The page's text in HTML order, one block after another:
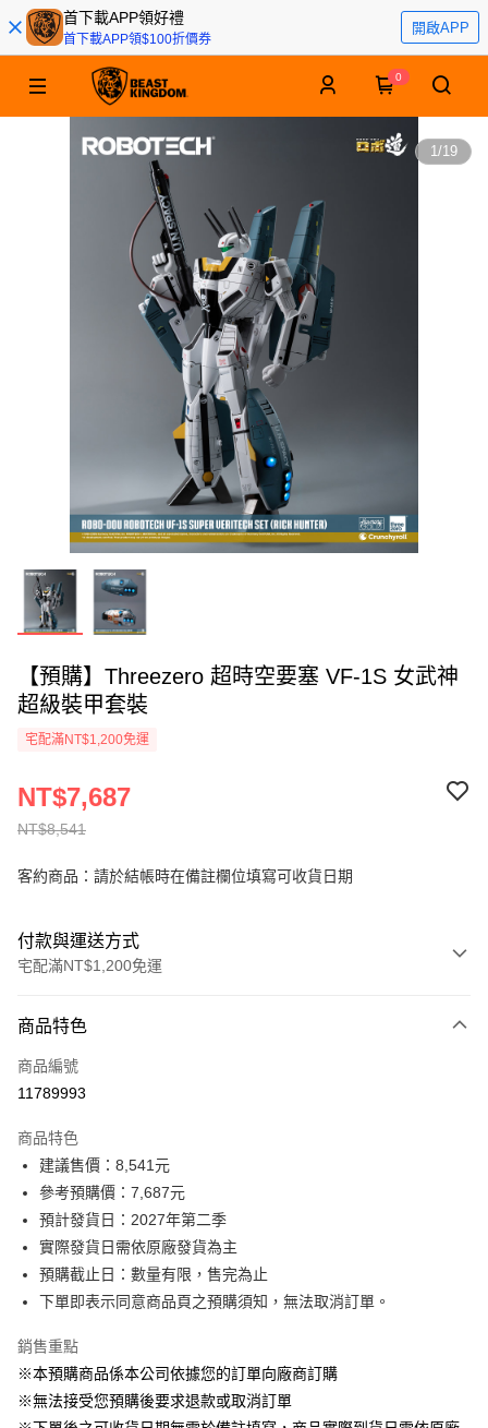
首下載APP領好禮
首下載APP領$100折價券
開啟APP
0
1/19
【預購】Threezero 超時空要塞 VF-1S 女武神
超級裝甲套裝
宅配滿NT$1,200免運
NT$8,541
NT$7,687
客約商品：請於結帳時在備註欄位填寫可收貨日期
付款與運送方式
宅配滿NT$1,200免運
信用卡一次付款
信用卡分期付款
玉山商業銀行
6 期 0 利率 每期
LINE Pay
Apple Pay
街口支付
悠遊付
Google Pay
商品特色
商品編號
11789993
商品特色
建議售價：8,541元
參考預購價：7,687元
預計發貨日：2027年第二季
實際發貨日需依原廠發貨為主
預購截止日：數量有限，售完為止
下單即表示同意商品頁之預購須知，無法取消訂單。
銷售重點
※本預購商品係本公司依據您的訂單向廠商訂購
※無法接受您預購後要求退款或取消訂單